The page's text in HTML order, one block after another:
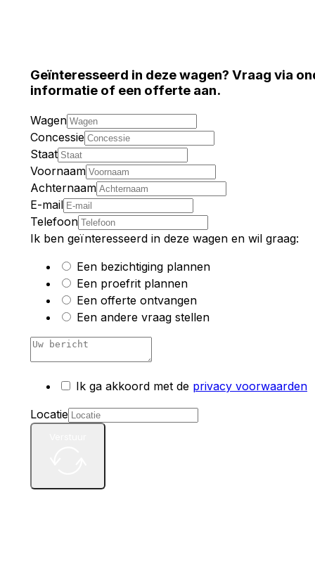
Geïnteresseerd in deze wagen? Vraag via
informatie of een offerte aan.
Wagen
Concessie
Staat
Voornaam
Achternaam
E-mail
Telefoon
Ik ben geïnteresseerd in deze wagen en wil graag:
Een bezichtiging plannen
Een proefrit plannen
Een offerte ontvangen
Een andere vraag stellen
Ik ga akkoord met de privacy voorwaarden
Locatie